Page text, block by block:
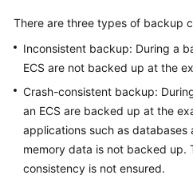
Overview
Getting
User
Guide
Best
There are three types of backup
Inconsistent backup: During a
ECS are not backed up at the
Crash-consistent backup:
an ECS are backed up at the
applications such as databases
memory data is not backed up.
consistency is not ensured.